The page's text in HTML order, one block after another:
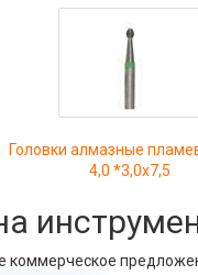
Головки алмазные
4,0 *3,0х7,5
коммерческое